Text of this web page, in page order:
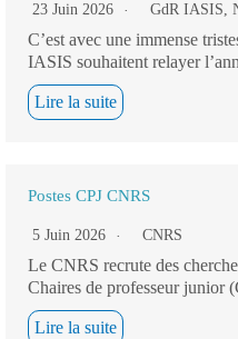
23 Juin 2026 GdR IASIS,
C’est avec une immense
IASIS souhaitent relayer
Lire la suite
Postes CPJ CNRS
5 Juin 2026 CNRS
Le CNRS recrute des
Chaires de professeur junior
Lire la suite